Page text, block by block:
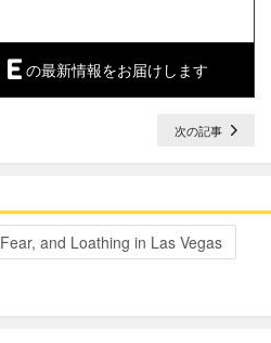
の最新情報をお届けします
次の記事
Fear, and Loathing in Las Vegas